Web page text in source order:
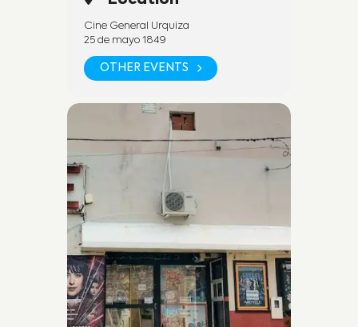
Cine General Urquiza
25 de mayo 1849
OTHER EVENTS